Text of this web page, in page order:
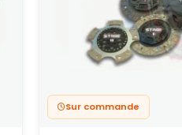
Sur commande